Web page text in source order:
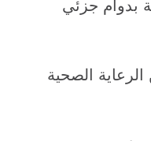
بدوام جزئي
الصحية